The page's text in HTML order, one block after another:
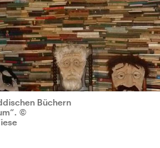
Büchern
©